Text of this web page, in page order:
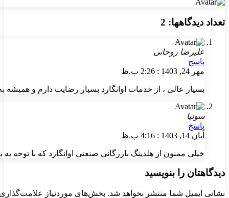
تعداد دیدگاهها: 2
علیرضا روحانی
پاسخ
مهر 24, 1403 : 2:26 ب.ظ
بسیار عالی ، از خدمات اوانگارد بسیار رضایت دارم و
سونیا
پاسخ
آبان 14, 1403 : 4:16 ب.ظ
خیلی ممنون از هلدینگ بازرگانی صنعتی اوانگارد که با
دیدگاهتان را بنویسید
نشانی ایمیل شما منتشر نخواهد شد. بخش‌های موردنیاز